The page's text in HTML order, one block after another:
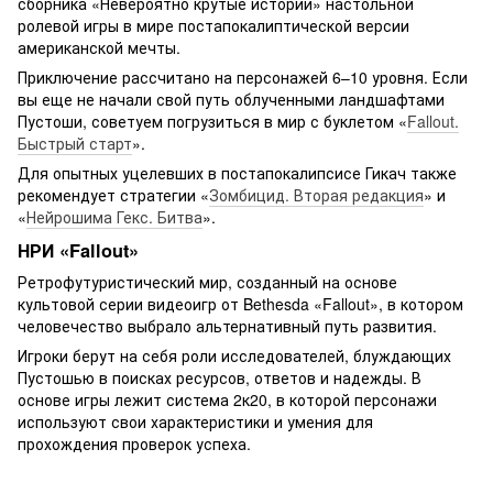
ролевой игры в мире постапокалиптической версии
американской мечты.
Приключение рассчитано на персонажей 6–10 уровня. Если
вы еще не начали свой путь облученными ландшафтами
Пустоши, советуем погрузиться в мир с буклетом «Fallout.
Быстрый старт».
Для опытных уцелевших в постапокалипсисе Гикач также
рекомендует стратегии «Зомбицид. Вторая редакция» и
«Нейрошима Гекс. Битва».
НРИ «Fallout»
Ретрофутуристический мир, созданный на основе
культовой серии видеоигр от Bethesda «Fallout», в котором
человечество выбрало альтернативный путь развития.
Игроки берут на себя роли исследователей, блуждающих
Пустошью в ​​поисках ресурсов, ответов и надежды. В
основе игры лежит система 2к20, в которой персонажи
используют свои характеристики и умения для
прохождения проверок успеха.